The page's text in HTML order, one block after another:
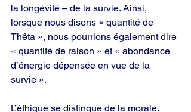
la longévité – de la survie. Ainsi,
lorsque nous disons « quantité de
Thêta », nous pourrions également dire
« quantité de raison » et « abondance
d’énergie dépensée en vue de la
survie ».
L’éthique se distingue de la morale.